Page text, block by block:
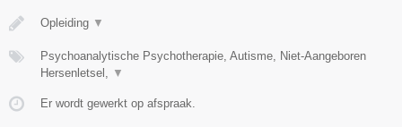
Opleiding ▼
Psychoanalytische Psychotherapie, Autisme, Niet-Aangeboren
Hersenletsel, ▼
Er wordt gewerkt op afspraak.